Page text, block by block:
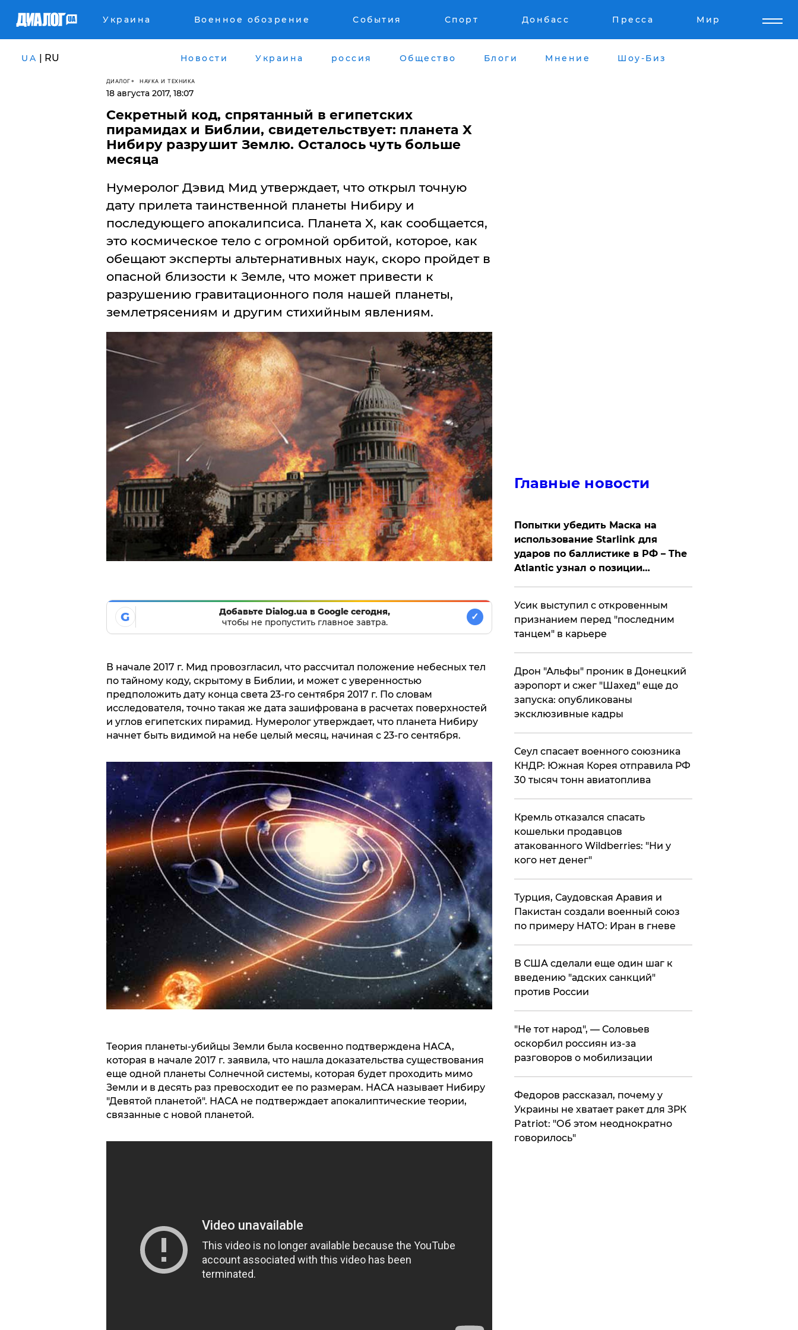
Украина Военное обозрение События Спорт Донбасс Пресса Мир
UA | RU Новости Украина россия Общество Блоги Мнение Шоу-Биз
ДИАЛОГ НАУКА И ТЕХНИКА
18 августа 2017, 18:07
Секретный код, спрятанный в египетских
пирамидах и Библии, свидетельствует: планета X
Нибиру разрушит Землю. Осталось чуть больше
месяца
Нумеролог Дэвид Мид утверждает, что открыл точную
дату прилета таинственной планеты Нибиру и
последующего апокалипсиса. Планета X, как сообщается,
это космическое тело с огромной орбитой, которое, как
обещают эксперты альтернативных наук, скоро пройдет в
опасной близости к Земле, что может привести к
разрушению гравитационного поля нашей планеты,
землетрясениям и другим стихийным явлениям.
G
Добавьте Dialog.ua в Google сегодня,
чтобы не пропустить главное завтра.
✓
В начале 2017 г. Мид провозгласил, что рассчитал положение небесных тел
по тайному коду, скрытому в Библии, и может с уверенностью
предположить дату конца света 23-го сентября 2017 г. По словам
исследователя, точно такая же дата зашифрована в расчетах поверхностей
и углов египетских пирамид. Нумеролог утверждает, что планета Нибиру
начнет быть видимой на небе целый месяц, начиная с 23-го сентября.
Теория планеты-убийцы Земли была косвенно подтверждена НАСА,
которая в начале 2017 г. заявила, что нашла доказательства существования
еще одной планеты Солнечной системы, которая будет проходить мимо
Земли и в десять раз превосходит ее по размерам. НАСА называет Нибиру
"Девятой планетой". НАСА не подтверждает апокалиптические теории,
связанные с новой планетой.
Главные новости
Попытки убедить Маска на
использование Starlink для
ударов по баллистике в РФ – The
Atlantic узнал о позиции
Усик выступил с откровенным
признанием перед "последним
танцем" в карьере
Дрон "Альфы" проник в Донецкий
аэропорт и сжег "Шахед" еще до
запуска: опубликованы
эксклюзивные кадры
​Сеул спасает военного союзника
КНДР: Южная Корея отправила РФ
30 тысяч тонн авиатоплива
Кремль отказался спасать
кошельки продавцов
атакованного Wildberries: "Ни у
кого нет денег"
Турция, Саудовская Аравия и
Пакистан создали военный союз
по примеру НАТО: Иран в гневе
В США сделали еще один шаг к
введению "адских санкций"
против России
​"Не тот народ", — Соловьев
оскорбил россиян из-за
разговоров о мобилизации
Федоров рассказал, почему у
Украины не хватает ракет для ЗРК
Patriot: "Об этом неоднократно
говорилось"